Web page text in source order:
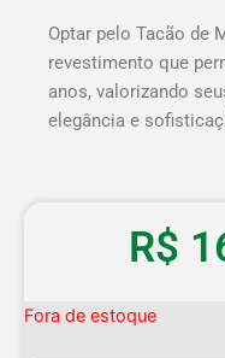
Optar pelo Tacão de
revestimento que
anos, valorizando
elegância e
R$
Fora de estoque